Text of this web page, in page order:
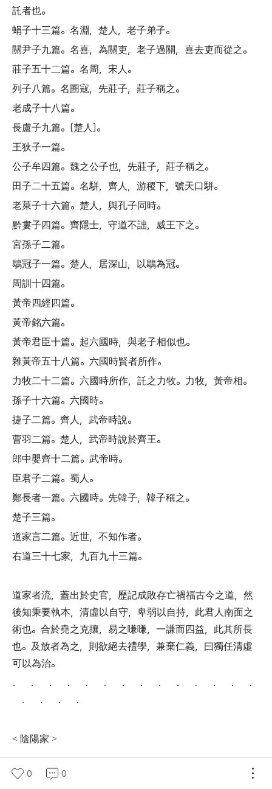
託者也。
蜎子十三篇。 名淵， 楚人， 老子弟子。
關尹子九篇。 名喜， 為關吏， 老子過關， 喜去吏而從之。
莊子五十二篇。 名周， 宋人。
列子八篇。 名圄寇， 先莊子， 莊子稱之。
老成子十八篇。
長盧子九篇。〔楚人〕。
王狄子一篇。
公子牟四篇。 魏之公子也， 先莊子， 莊子稱之。
田子二十五篇。 名駢， 齊人， 游稷下， 號天口駢。
老萊子十六篇。 楚人， 與孔子同時。
黔婁子四篇。 齊隱士， 守道不詘， 威王下之。
宮孫子二篇。
鶡冠子一篇。 楚人， 居深山， 以鶡為冠。
周訓十四篇。
黃帝四經四篇。
黃帝銘六篇。
黃帝君臣十篇。 起六國時， 與老子相似也。
雜黃帝五十八篇。 六國時賢者所作。
力牧二十二篇。 六國時所作， 託之力牧。 力牧， 黃帝相。
孫子十六篇。 六國時。
捷子二篇。 齊人， 武帝時說。
曹羽二篇。 楚人， 武帝時說於齊王。
郎中嬰齊十二篇。 武帝時。
臣君子二篇。 蜀人。
鄭長者一篇。 六國時。 先韓子， 韓子稱之。
楚子三篇。
道家言二篇。 近世， 不知作者。
右道三十七家， 九百九十三篇。
道家者流， 蓋出於史官， 歷記成敗存亡禍福古今之道， 然
後知秉要執本， 清虛以自守， 卑弱以自持， 此君人南面之
術也。 合於堯之克攘， 易之嗛嗛， 一謙而四益， 此其所長
也。 及放者為之， 則欲絕去禮學， 兼棄仁義， 曰獨任清虛
可以為治。
． ． ． ． ． ． ． ． ． ． ． ． ． ．
． ． ． ．
< 陰陽家 >
宋司星子韋三篇
0 0